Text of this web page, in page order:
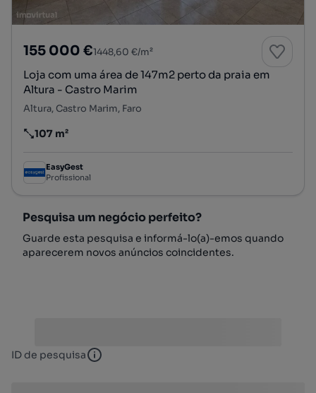
155 000 €1448,60 €/m²
Loja com uma área de 147m2 perto da praia em
Altura - Castro Marim
Altura, Castro Marim, Faro
Preço por metro quadrado
107 m²
EasyGest
Profissional
Pesquisa um negócio perfeito?
Guarde esta pesquisa e informá-lo(a)-emos quando
aparecerem novos anúncios coincidentes.
ID de pesquisa ID de pesquisa